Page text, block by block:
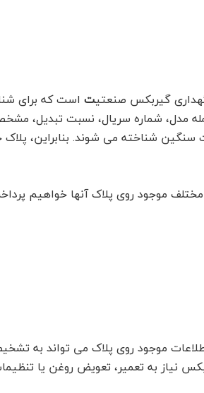
گیربکس صنعتیت است که برای
مدل، شماره سریال، نسبت تبدیل،
سنگین شناخته می شوند. بنابراین،
موجود روی پلاک آنها خواهیم
موجود روی پلاک می تواند به
نیاز به تعمیر، تعویض روغن یا